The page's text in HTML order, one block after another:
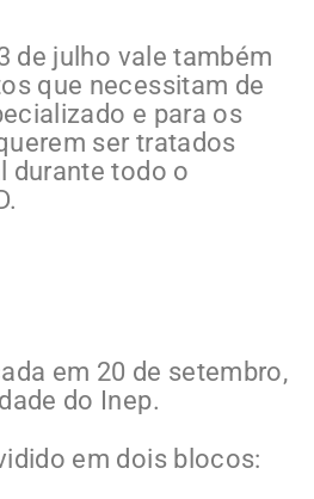
de julho vale também
que necessitam de
e para os
ser tratados
durante todo o
em 20 de setembro,
do Inep.
em dois blocos: